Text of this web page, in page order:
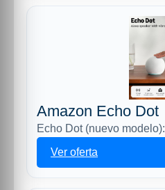
Amazon Echo Dot
Echo Dot (nuevo
Ver oferta